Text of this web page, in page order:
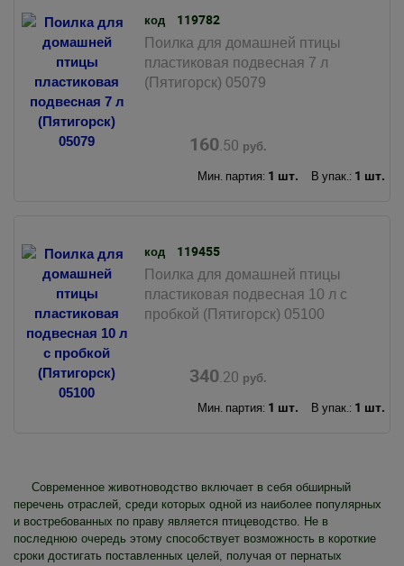
код 119782
Поилка для домашней птицы
пластиковая подвесная 7 л
(Пятигорск) 05079
160.50 руб.
Мин. партия: 1 шт. В упак.: 1 шт.
код 119455
Поилка для домашней птицы
пластиковая подвесная 10 л с
пробкой (Пятигорск) 05100
340.20 руб.
Мин. партия: 1 шт. В упак.: 1 шт.
Современное животноводство включает в себя обширный
перечень отраслей, среди которых одной из наиболее популярных
и востребованных по праву является птицеводство. Не в
последнюю очередь этому способствует возможность в короткие
сроки достигать поставленных целей, получая от пернатых